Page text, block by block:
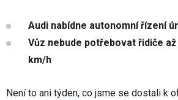
Audi nabídne autonomní řízení
Vůz nebude potřebovat řidiče
km/h
Není to ani týden, co jsme se dostali k